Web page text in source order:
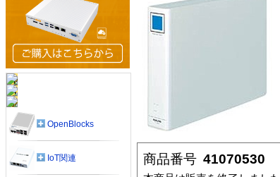
商品番号 41070530
OpenBlocks
IoT関連